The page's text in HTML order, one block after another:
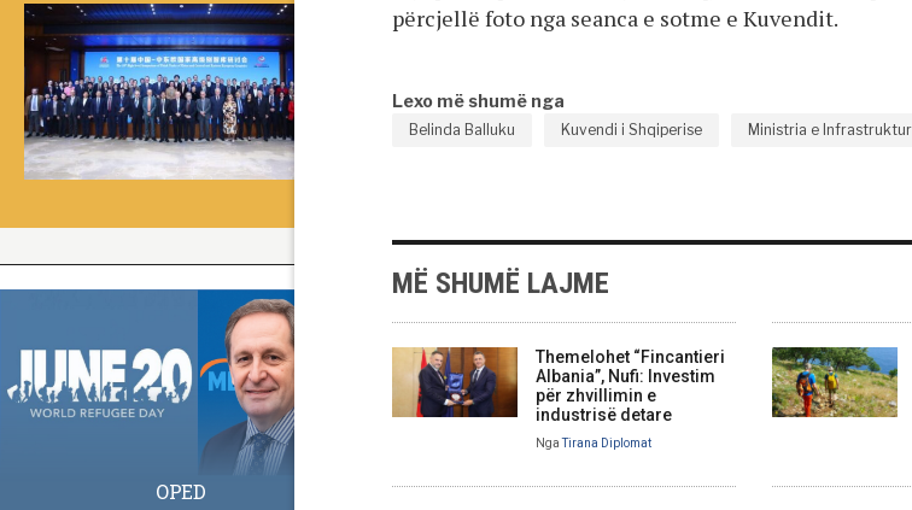
përcjellë foto nga seanca e sotme e Kuvendit.
Lexo më shumë nga
Belinda Balluku Kuvendi i Shqiperise Ministria e
MË SHUMË LAJME
Themelohet “Fincantieri
Albania”, Nufi: Investim
për zhvillimin e
industrisë detare
NgaTirana Diplomat
OPED